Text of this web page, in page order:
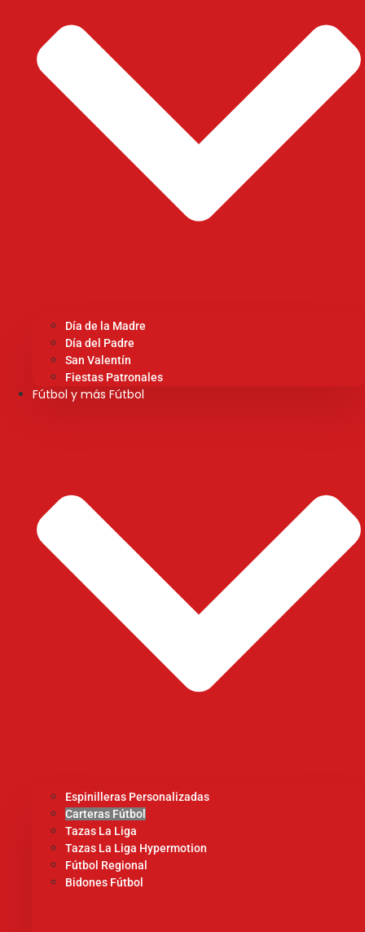
Día de la Madre
Día del Padre
San Valentín
Fiestas Patronales
Fútbol y más Fútbol
Espinilleras Personalizadas
Carteras Fútbol
Tazas La Liga
Tazas La Liga Hypermotion
Fútbol Regional
Bidones Fútbol